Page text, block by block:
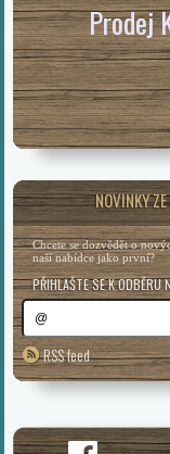
Prodej
NOVINKY
Chcete se dozvědět o
naší nabídce jako první?
PŘIHLAŠTE SE K ODBĚRU
RSS feed